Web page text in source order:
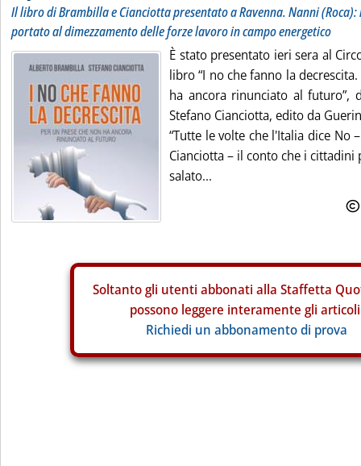
Il libro di Brambilla e Cianciotta presentato a Ravenna. Nanni
portato al dimezzamento delle forze lavoro in campo energetico
È stato presentato ieri sera al
libro “I no che fanno la
ha ancora rinunciato al futuro”,
Stefano Cianciotta, edito da
“Tutte le volte che l'Italia dice No
Cianciotta – il conto che i cittadini
salato...
Soltanto gli utenti abbonati alla Staffetta
possono leggere interamente gli
Richiedi un abbonamento di prova